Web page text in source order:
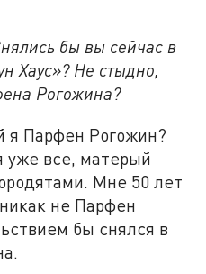
бы вы сейчас в
Хаус»? Не стыдно,
Рогожина?
я Парфен Рогожин?
уже все, матерый
Мне 50 лет
не Парфен
бы снялся в